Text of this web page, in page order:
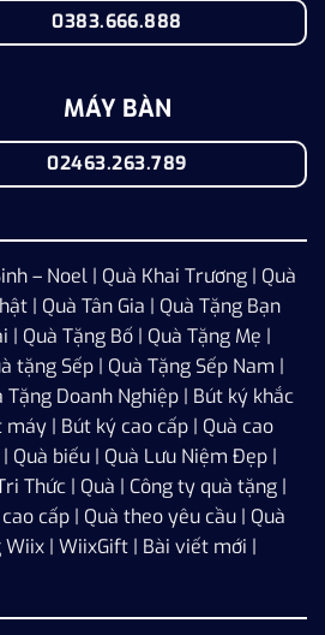
0383.666.888
MÁY BÀN
02463.263.789
– Noel | Quà Khai Trương | Quà
| Quà Tân Gia | Quà Tặng Bạn
| Quà Tặng Bố | Quà Tặng Mẹ |
tặng Sếp | Quà Tặng Sếp Nam |
Tặng Doanh Nghiệp | Bút ký khắc
| Bút ký cao cấp | Quà cao
Quà biếu | Quà Lưu Niệm Đẹp |
Thức | Quà | Công ty quà tặng |
cấp | Quà theo yêu cầu | Quà
Wiix | WiixGift | Bài viết mới |